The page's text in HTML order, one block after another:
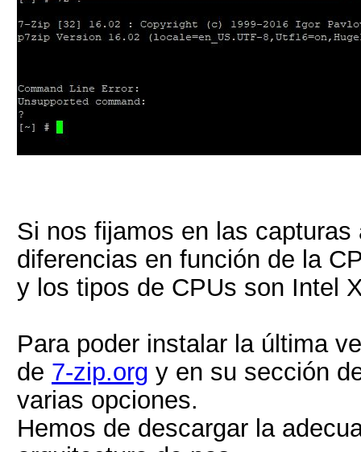
Si nos fijamos en las
diferencias en función de la
y los tipos de CPUs son Intel
Para poder instalar la última
de 7-zip.org y en su sección
varias opciones.
Hemos de descargar la